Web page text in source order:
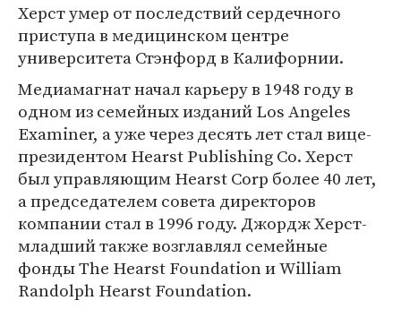
Херст умер от последствий сердечного
приступа в медицинском центре
университета Стэнфорд в Калифорнии.
Медиамагнат начал карьеру в 1948 году в
одном из семейных изданий Los Angeles
Examiner, а уже через десять лет стал вице-
президентом Hearst Publishing Co. Херст
был управляющим Hearst Corp более 40 лет,
а председателем совета директоров
компании стал в 1996 году. Джордж Херст-
младший также возглавлял семейные
фонды The Hearst Foundation и William
Randolph Hearst Foundation.